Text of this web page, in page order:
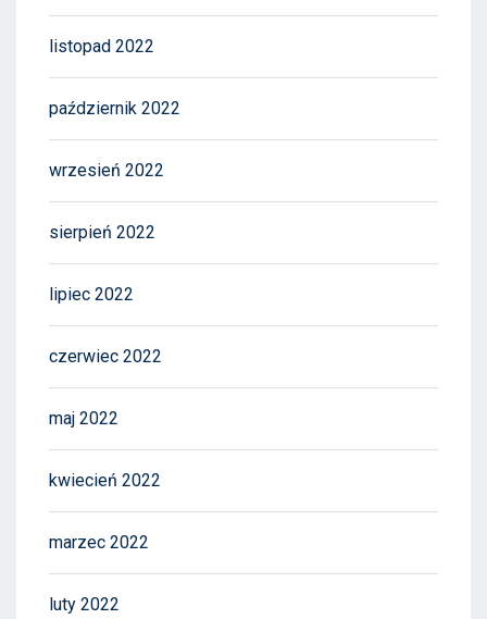
listopad 2022
październik 2022
wrzesień 2022
sierpień 2022
lipiec 2022
czerwiec 2022
maj 2022
kwiecień 2022
marzec 2022
luty 2022